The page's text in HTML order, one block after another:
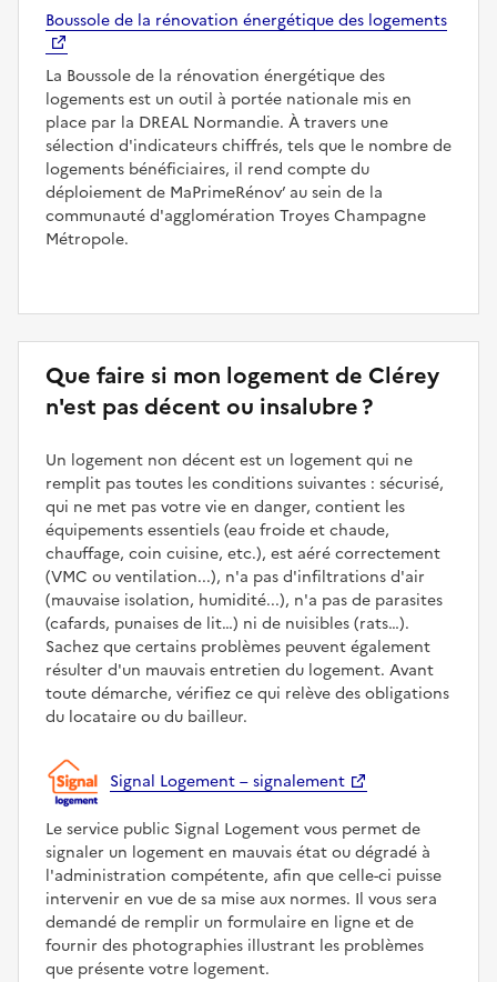
Boussole de la rénovation énergétique des logements
La Boussole de la rénovation énergétique des
logements est un outil à portée nationale mis en
place par la DREAL Normandie. À travers une
sélection d'indicateurs chiffrés, tels que le nombre de
logements bénéficiaires, il rend compte du
déploiement de MaPrimeRénov’ au sein de la
communauté d'agglomération Troyes Champagne
Métropole.
Que faire si mon logement de Clérey
n'est pas décent ou insalubre ?
Un logement non décent est un logement qui ne
remplit pas toutes les conditions suivantes : sécurisé,
qui ne met pas votre vie en danger, contient les
équipements essentiels (eau froide et chaude,
chauffage, coin cuisine, etc.), est aéré correctement
(VMC ou ventilation...), n'a pas d'infiltrations d'air
(mauvaise isolation, humidité...), n'a pas de parasites
(cafards, punaises de lit…) ni de nuisibles (rats…).
Sachez que certains problèmes peuvent également
résulter d'un mauvais entretien du logement. Avant
toute démarche, vérifiez ce qui relève des obligations
du locataire ou du bailleur.
Signal Logement – signalement
Le service public Signal Logement vous permet de
signaler un logement en mauvais état ou dégradé à
l'administration compétente, afin que celle-ci puisse
intervenir en vue de sa mise aux normes. Il vous sera
demandé de remplir un formulaire en ligne et de
fournir des photographies illustrant les problèmes
que présente votre logement.